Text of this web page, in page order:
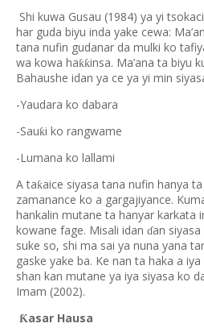
Shi kuwa Gusau (1984) ya yi
har guda biyu inda yake cewa:
tana nufin gudanar da mulki ko
wa kowa haƙƙinsa. Ma’ana ta biyu
Bahaushe idan ya ce ya yi min
-Yaudara ko dabara
-Sauƙi ko rangwame
-Lumana ko lallami
A taƙaice siyasa tana nufin hanya
zamanance ko a gargajiyance.
hankalin mutane ta hanyar karkata
kowane fage. Misali idan ɗan
suke so, shi ma sai ya nuna yana
gaske yake ba. Ke nan ta haka a
shan kan mutane ya iya siyasa ko
Imam (2002).
Ƙasar Hausa